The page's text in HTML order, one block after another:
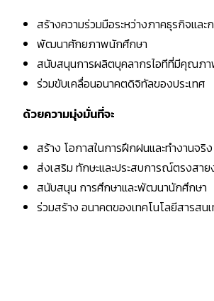
สร้างความร่วมมือระหว่างภาคธุรกิจและ
พัฒนาศักยภาพนักศึกษา
สนับสนุนการผลิตบุคลากรไอทีที่มีคุณภ
ร่วมขับเคลื่อนอนาคตดิจิทัลของประเทศ
ด้วยความมุ่งมั่นที่จะ
สร้าง โอกาสในการฝึกฝนและทำงานจริง
ส่งเสริม ทักษะและประสบการณ์ตรงสาย
สนับสนุน การศึกษาและพัฒนานักศึกษา
ร่วมสร้าง อนาคตของเทคโนโลยีสารสน